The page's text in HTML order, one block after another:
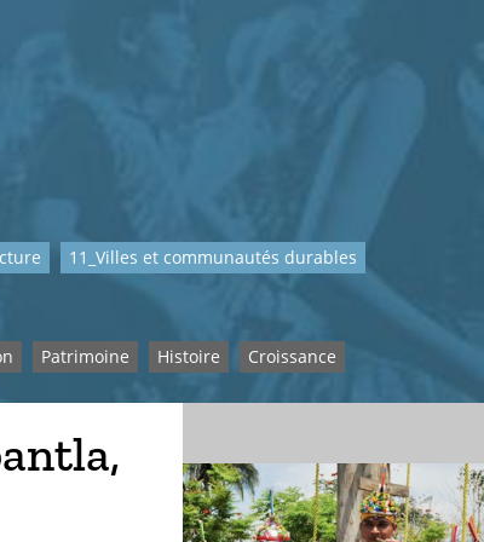
11_Villes et communautés durables
Patrimoine Histoire Croissance